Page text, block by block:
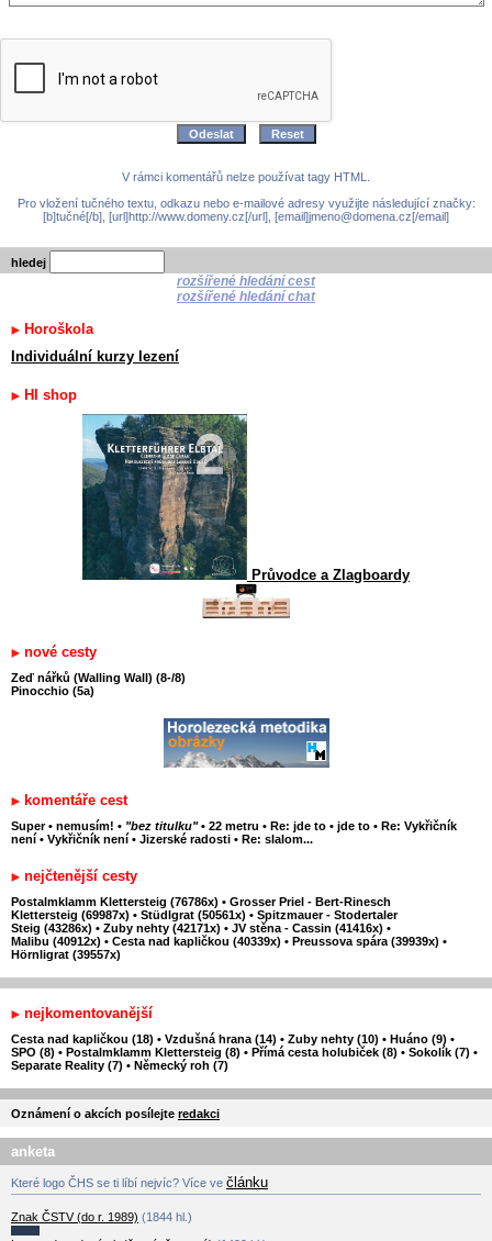
V rámci komentářů nelze používat tagy HTML.
Pro vložení tučného textu, odkazu nebo e-mailové adresy využijte následující značky:
[b]tučné[/b], [url]http://www.domeny.cz[/url], [email]jmeno@domena.cz[/email]
hledej
rozšířené hledání cest
rozšířené hledání chat
Horoškola
Individuální kurzy lezení
HI shop
Průvodce a Zlagboardy
nové cesty
Zeď nářků (Walling Wall) (8-/8)
Pinocchio (5a)
komentáře cest
Super • nemusím! • "bez titulku" • 22 metru • Re: jde to • jde to • Re: Vykřičník
není • Vykřičník není • Jizerské radosti • Re: slalom...
nejčtenější cesty
Postalmklamm Klettersteig (76786x) • Grosser Priel - Bert-Rinesch
Klettersteig (69987x) • Stüdlgrat (50561x) • Spitzmauer - Stodertaler
Steig (43286x) • Zuby nehty (42171x) • JV stěna - Cassin (41416x) •
Malibu (40912x) • Cesta nad kapličkou (40339x) • Preussova spára (39939x) •
Hörnligrat (39557x)
nejkomentovanější
Cesta nad kapličkou (18) • Vzdušná hrana (14) • Zuby nehty (10) • Huáno (9) •
SPO (8) • Postalmklamm Klettersteig (8) • Přímá cesta holubiček (8) • Sokolík (7) •
Separate Reality (7) • Německý roh (7)
Oznámení o akcích posílejte redakci
anketa
Které logo ČHS se ti líbí nejvíc? Více ve článku
Znak ČSTV (do r. 1989) (1844 hl.)